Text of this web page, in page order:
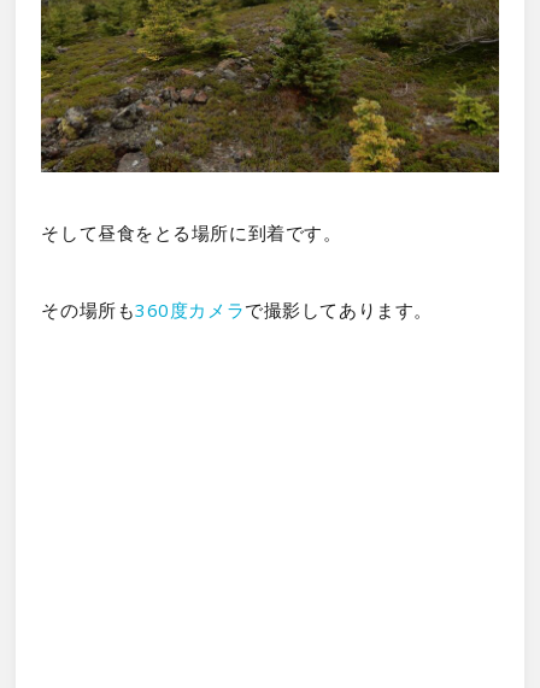
そして昼食をとる場所に到着です。
その場所も360度カメラで撮影してあります。